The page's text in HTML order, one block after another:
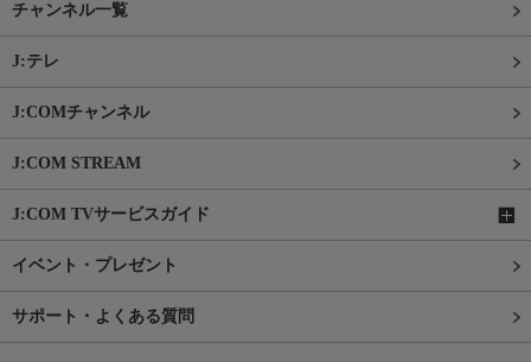
チャンネル一覧
J:テレ
J:COMチャンネル
J:COM STREAM
J:COM TVサービスガイド
イベント・プレゼント
サポート・よくある質問